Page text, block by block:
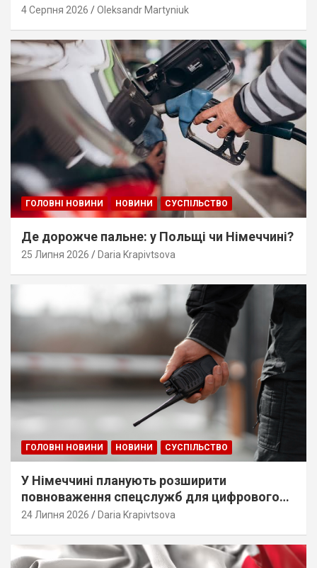
4 Серпня 2026 Oleksandr Martyniuk
ГОЛОВНІ НОВИНИ НОВИНИ СУСПІЛЬСТВО
Де дорожче пальне: у Польщі чи Німеччині?
25 Липня 2026 Daria Krapivtsova
ГОЛОВНІ НОВИНИ НОВИНИ СУСПІЛЬСТВО
У Німеччині планують розширити
повноваження спецслужб для цифрового
стеження
24 Липня 2026 Daria Krapivtsova